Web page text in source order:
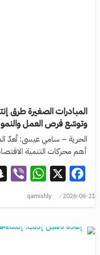
المبادرات الصغيرة طرق
وتوسّع فرص العمل
الحرية – سامي عيسى: تُعدّ
أهم محركات التنمية
Facebook
X
2026-06-21
qamishly